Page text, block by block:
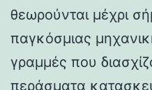
θεωρούνται μέχρι
παγκόσμιας
γραμμές που
περάσματα